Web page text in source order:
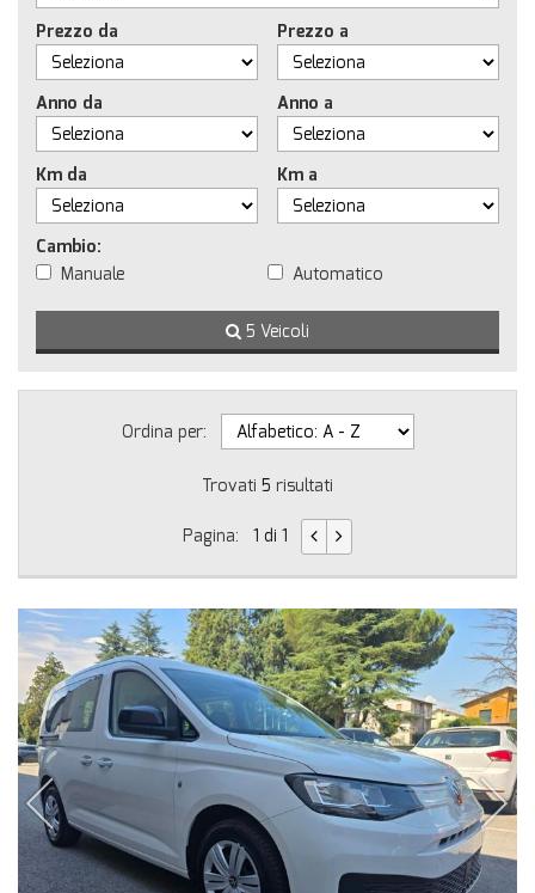
CONTATTI
Prezzo da Prezzo a
Anno da Anno a
Km da Km a
Cambio:
Manuale
Automatico
5 Veicoli
Ordina per:
Trovati 5 risultati
Pagina: 1 di 1